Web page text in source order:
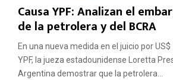
Causa YPF: Analizan el
de la petrolera y del BCRA
En una nueva medida en el juicio por
YPF, la jueza estadounidense Loretta
Argentina demostrar que la petrolera...